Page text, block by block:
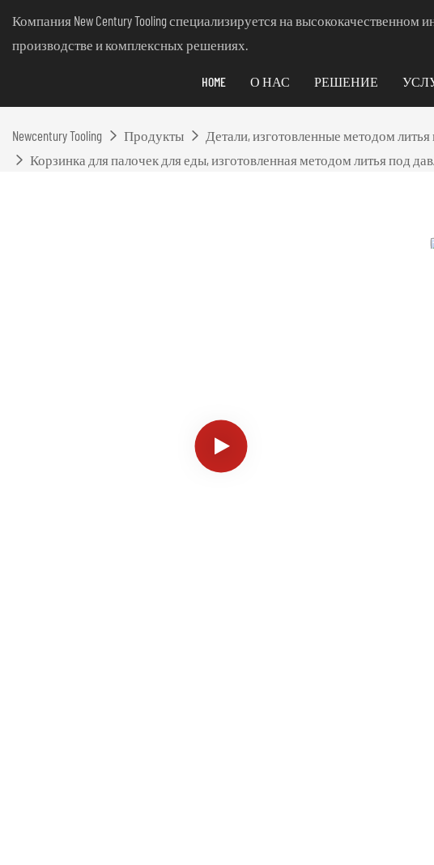
Компания New Century Tooling специализируется на высококачественном
производстве и комплексных решениях.
HOME О НАС РЕШЕНИЕ
Newcentury Tooling Продукты
Детали, изготовленные методом
Корзинка для палочек для еды, изготовленная методом литья под